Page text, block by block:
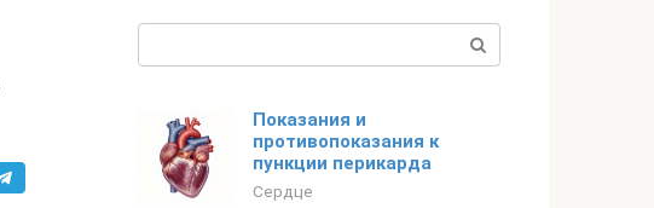
Показания и
противопоказания к
пункции перикарда
Сердце